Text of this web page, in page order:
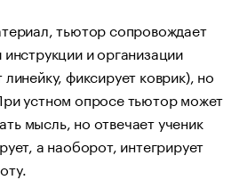
тьютор сопровождает
и организации
фиксирует коврик), но
устном опросе тьютор может
мысль, но отвечает ученик
а наоборот, интегрирует